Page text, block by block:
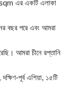
এর একটি এলাকা
বছর পরে এবং আমরা
আমরা চীনে রপ্তানি
পূর্ব এশিয়া, ১৫টি